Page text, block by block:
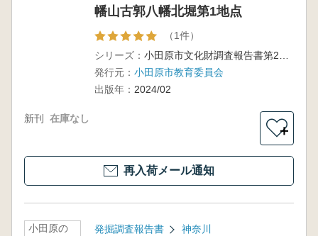
幡山古郭八幡北堀第1地点
（1件）
シリーズ：
発行元： 小田原市教育委員会
出版年： 2024/02
新刊 在庫なし
＋
再入荷メール通知
小田原の
発掘調査報告書 神奈川